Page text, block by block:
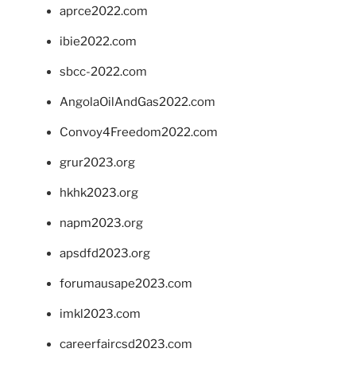
aprce2022.com
ibie2022.com
sbcc-2022.com
AngolaOilAndGas2022.com
Convoy4Freedom2022.com
grur2023.org
hkhk2023.org
napm2023.org
apsdfd2023.org
forumausape2023.com
imkl2023.com
careerfaircsd2023.com